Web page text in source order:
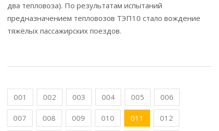
два тепловоза). По результатам испытаний
предназначением тепловозов ТЭП10 стало вождение
тяжёлых пассажирских поездов.
001 002 003 004 005 006
007 008 009 010 011 012